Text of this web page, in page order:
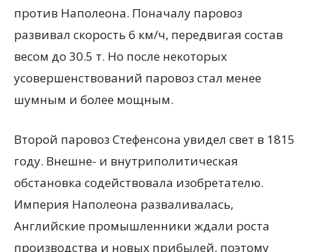
против Наполеона. Поначалу паровоз
развивал скорость 6 км/ч, передвигая состав
весом до 30.5 т. Но после некоторых
усовершенствований паровоз стал менее
шумным и более мощным.
Второй паровоз Стефенсона увидел свет в 1815
году. Внешне- и внутриполитическая
обстановка содействовала изобретателю.
Империя Наполеона разваливалась,
Английские промышленники ждали роста
производства и новых прибылей, поэтому